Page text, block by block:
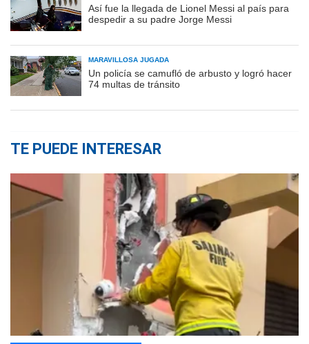
Así fue la llegada de Lionel Messi al país para
despedir a su padre Jorge Messi
MARAVILLOSA JUGADA
Un policía se camufló de arbusto y logró hacer
74 multas de tránsito
TE PUEDE INTERESAR